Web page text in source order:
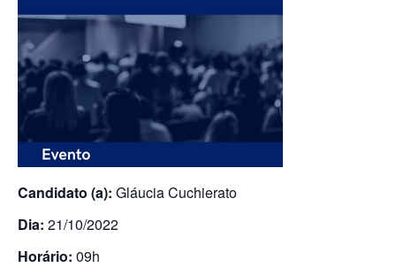
Candidato (a): Gláucia Cuchierato
Dia: 21/10/2022
Horário: 09h